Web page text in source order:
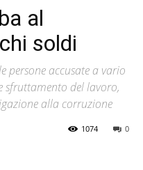
al
soldi
persone accusate a vario
sfruttamento del lavoro,
alla corruzione
0
1074